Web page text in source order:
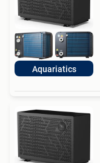
Aquariatics